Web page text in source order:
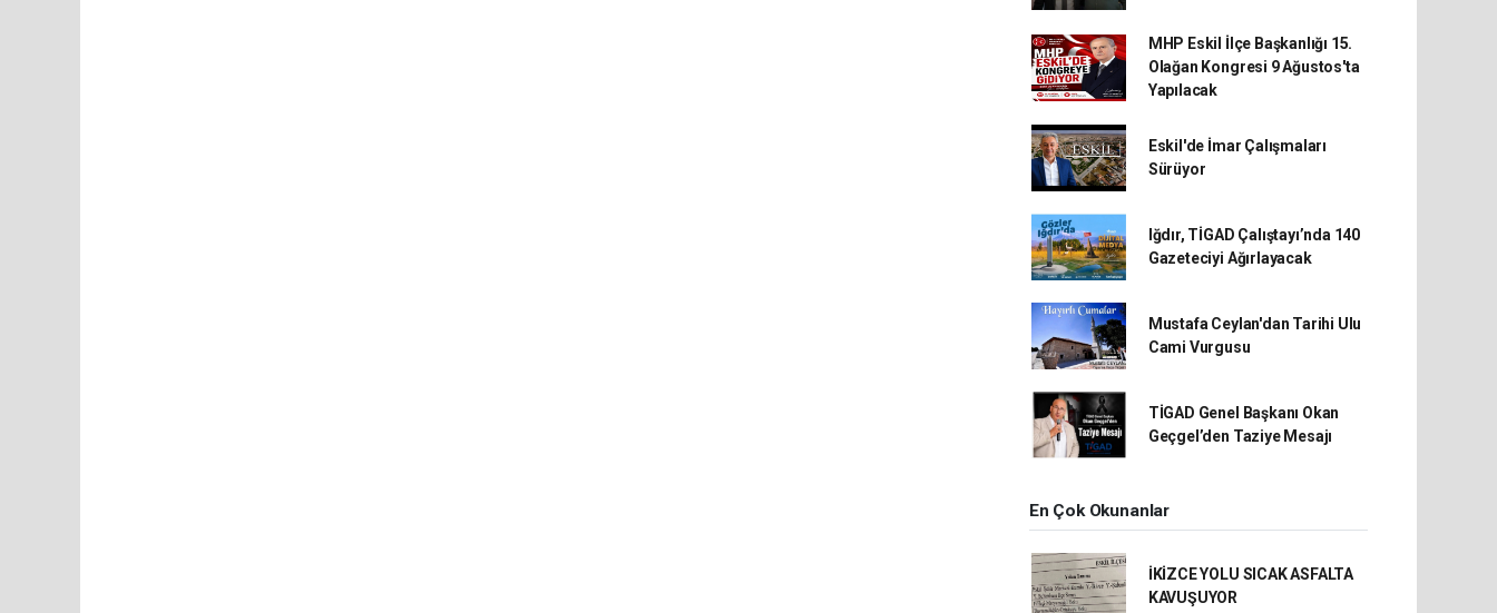
MHP Eskil İlçe Başkanlığı 15.
Olağan Kongresi 9 Ağustos'ta
Yapılacak
Eskil'de İmar Çalışmaları
Sürüyor
Iğdır, TİGAD Çalıştayı’nda 140
Gazeteciyi Ağırlayacak
Mustafa Ceylan'dan Tarihi Ulu
Cami Vurgusu
TİGAD Genel Başkanı Okan
Geçgel’den Taziye Mesajı
En Çok Okunanlar
İKİZCE YOLU SICAK ASFALTA
KAVUŞUYOR